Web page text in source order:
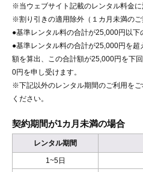
※当ウェブサイト記載のレンタル料金に
※割り引きの適用除外（１カ月未満のご
●基準レンタル料の合計が25,000円以下
●基準レンタル料の合計が25,000円を
額を算出、この合計額が25,000円を下
0円を申し受けます。
※下記以外のレンタル期間のご利用を
ください。
契約期間が1カ月未満の場合
レンタル期間
1~5日